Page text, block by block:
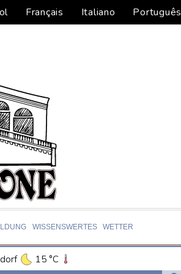
Français Italiano Português
WISSENSWERTES WETTER
15 °C